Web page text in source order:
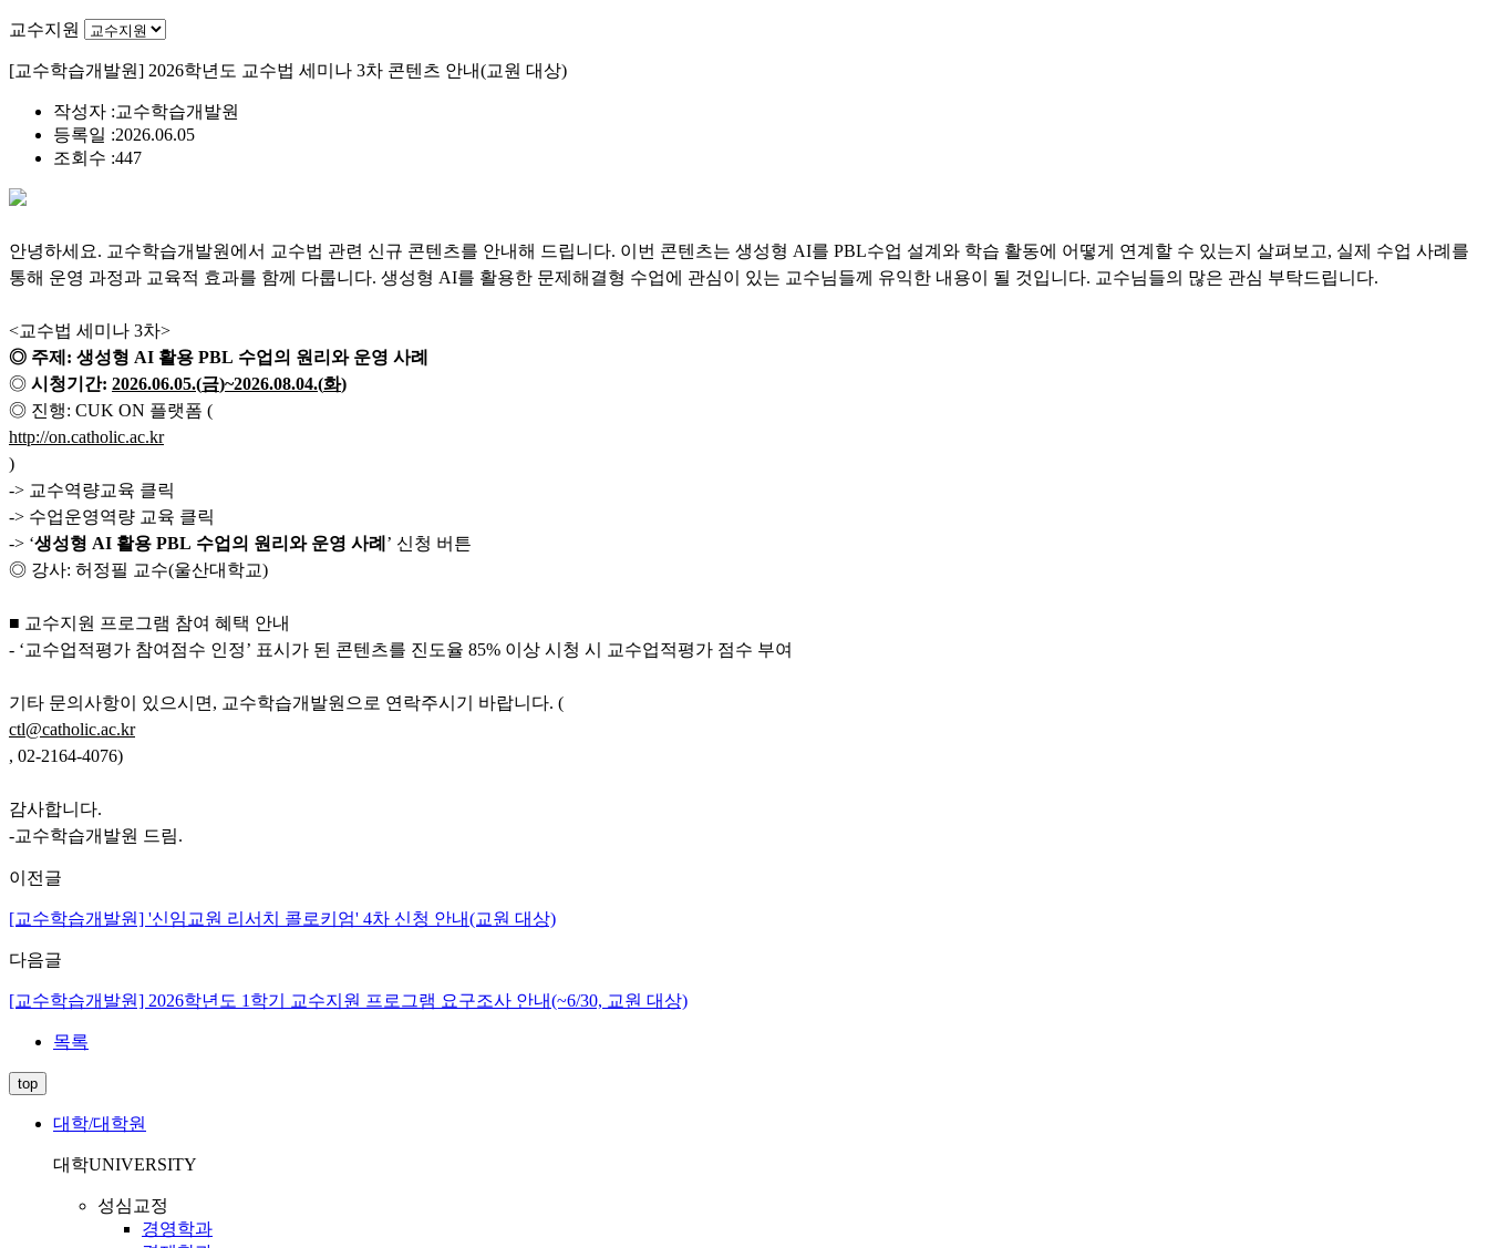
교수지원
[교수학습개발원] 2026학년도 교수법 세미나 3차 콘텐츠 안내(교원 대상)
작성자 :교수학습개발원
등록일 :2026.06.05
조회수 :447
안녕하세요. 교수학습개발원에서 교수법 관련 신규 콘텐츠를 안내해 드립니다. 이번 콘텐츠는 생성형 AI를 PBL수업 설계와 학습 활동에 어떻게 연계할 수 있는지 살펴보고, 실제 수업 사례를
통해 운영 과정과 교육적 효과를 함께 다룹니다. 생성형 AI를 활용한 문제해결형 수업에 관심이 있는 교수님들께 유익한 내용이 될 것입니다. 교수님들의 많은 관심 부탁드립니다.
<교수법 세미나 3차>
◎ 주제 : 생성형 AI 활용 PBL 수업의 원리와 운영 사례
◎ 시청기간: 2026.06.05.(금)~2026.08.04.(화)
◎ 진행: CUK ON 플랫폼 (
http://on.catholic.ac.kr
)
-> 교수역량교육 클릭
-> 수업운영역량 교육 클릭
-> ‘생성형 AI 활용 PBL 수업의 원리와 운영 사례 ’ 신청 버튼
◎ 강사: 허정필 교수(울산대학교)
■ 교수지원 프로그램 참여 혜택 안내
- ‘교수업적평가 참여점수 인정’ 표시가 된 콘텐츠를 진도율 85% 이상 시청 시 교수업적평가 점수 부여
기타 문의사항이 있으시면, 교수학습개발원으로 연락주시기 바랍니다. (
ctl@catholic.ac.kr
, 02-2164-4076)
감사합니다.
-교수학습개발원 드림.
이전글
[교수학습개발원] '신임교원 리서치 콜로키엄' 4차 신청 안내(교원 대상)
다음글
[교수학습개발원] 2026학년도 1학기 교수지원 프로그램 요구조사 안내(~6/30, 교원 대상)
목록
top
대학/대학원
대학UNIVERSITY
성심교정
경영학과